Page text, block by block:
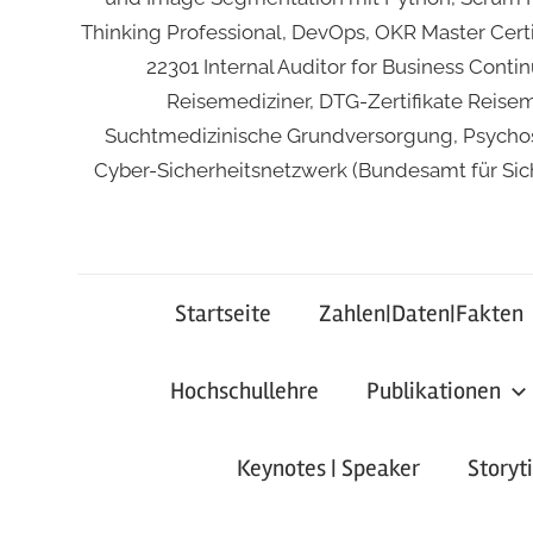
Thinking Professional, DevOps, OKR Master
22301 Internal Auditor for Business
Reisemediziner, DTG-Zertifikate
Suchtmedizinische Grundversorgung,
Cyber-Sicherheitsnetzwerk (Bundesamt für
Startseite Zahlen|Daten|Fakten
Hochschullehre Publikationen
Keynotes | Speaker